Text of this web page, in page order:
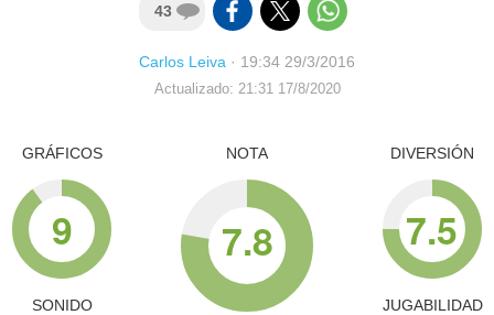
43
Carlos Leiva · 19:34 29/3/2016
Actualizado: 21:31 17/8/2020
GRÁFICOS
9
SONIDO
NOTA
7.8
DIVERSIÓN
7.5
JUGABILIDAD